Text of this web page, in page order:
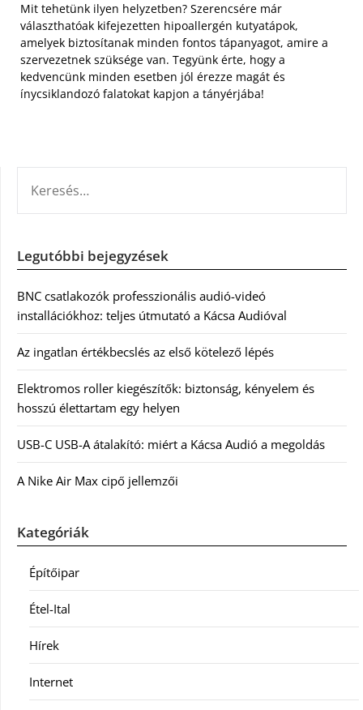
Mit tehetünk ilyen helyzetben? Szerencsére már
választhatóak kifejezetten hipoallergén kutyatápok,
amelyek biztosítanak minden fontos tápanyagot, amire a
szervezetnek szüksége van. Tegyünk érte, hogy a
kedvencünk minden esetben jól érezze magát és
ínycsiklandozó falatokat kapjon a tányérjába!
Legutóbbi bejegyzések
BNC csatlakozók professzionális audió-videó
installációkhoz: teljes útmutató a Kácsa Audióval
Az ingatlan értékbecslés az első kötelező lépés
Elektromos roller kiegészítők: biztonság, kényelem és
hosszú élettartam egy helyen
USB-C USB-A átalakító: miért a Kácsa Audió a megoldás
A Nike Air Max cipő jellemzői
Kategóriák
Építőipar
Étel-Ital
Hírek
Internet